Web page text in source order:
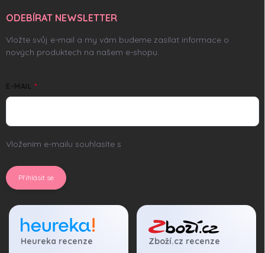
aODEBÍRAT NEWSLETTER
Vložte svůj e-mail a my vám budeme zasílat informace o
nových produktech na našem e-shopu.
E-MAIL
Vložením e-mailu souhlasíte s
Přihlásit se
Heureka recenze Zboží.cz recenze